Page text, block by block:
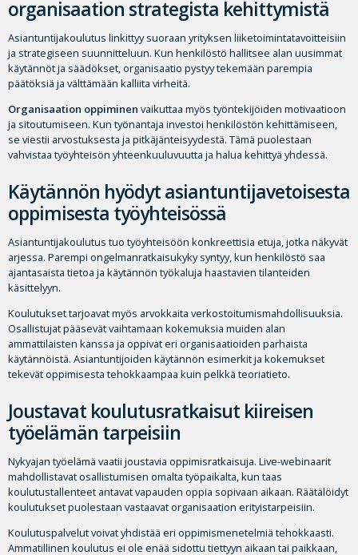
organisaation strategista kehittymistä
Asiantuntijakoulutus linkittyy suoraan yrityksen liiketoimintatavoitteisiin
ja strategiseen suunnitteluun. Kun henkilöstö hallitsee alan uusimmat
käytännöt ja säädökset, organisaatio pystyy tekemään parempia
päätöksiä ja välttämään kalliita virheitä.
Organisaation oppiminen vaikuttaa myös työntekijöiden motivaatioon
ja sitoutumiseen. Kun työnantaja investoi henkilöstön kehittämiseen,
se viestii arvostuksesta ja pitkäjänteisyydestä. Tämä puolestaan
vahvistaa työyhteisön yhteenkuuluvuutta ja halua kehittyä yhdessä.
Käytännön hyödyt asiantuntijavetoisesta
oppimisesta työyhteisössä
Asiantuntijakoulutus tuo työyhteisöön konkreettisia etuja, jotka näkyvät
arjessa. Parempi ongelmanratkaisukyky syntyy, kun henkilöstö saa
ajantasaista tietoa ja käytännön työkaluja haastavien tilanteiden
käsittelyyn.
Koulutukset tarjoavat myös arvokkaita verkostoitumismahdollisuuksia.
Osallistujat pääsevät vaihtamaan kokemuksia muiden alan
ammattilaisten kanssa ja oppivat eri organisaatioiden parhaista
käytännöistä. Asiantuntijoiden käytännön esimerkit ja kokemukset
tekevät oppimisesta tehokkaampaa kuin pelkkä teoriatieto.
Joustavat koulutusratkaisut kiireisen
työelämän tarpeisiin
Nykyajan työelämä vaatii joustavia oppimisratkaisuja. Live-webinaarit
mahdollistavat osallistumisen omalta työpaikalta, kun taas
koulutustallenteet antavat vapauden oppia sopivaan aikaan. Räätälöidyt
koulutukset puolestaan vastaavat organisaation erityistarpeisiin.
Koulutuspalvelut voivat yhdistää eri oppimismenetelmiä tehokkaasti.
Ammatillinen koulutus ei ole enää sidottu tiettyyn aikaan tai paikkaan,